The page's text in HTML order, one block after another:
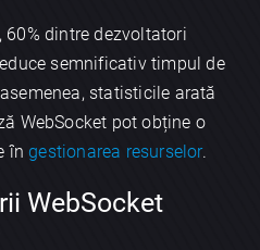
dintre dezvoltatori
semnificativ timpul de
statisticile arată
WebSocket pot obține o
îngestionarea resurselor.
WebSocket